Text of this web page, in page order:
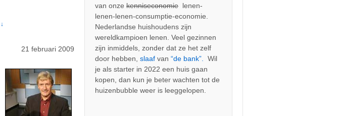
21 februari 2009
van onzekenniseconomie lenen-
lenen-lenen-consumptie-economie.
Nederlandse huishoudens zijn
wereldkampioen lenen. Veel gezinnen
zijn inmiddels, zonder dat ze het zelf
door hebben,slaaf van“de bank”. Wil
je als starter in 2022 een huis gaan
kopen, dan kun je beter wachten tot de
huizenbubble weer is leeggelopen.